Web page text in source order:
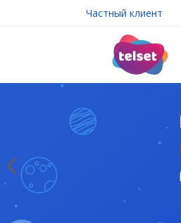
Частный клиент